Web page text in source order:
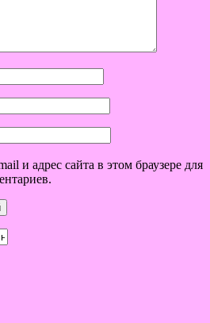
и адрес сайта в этом браузере для